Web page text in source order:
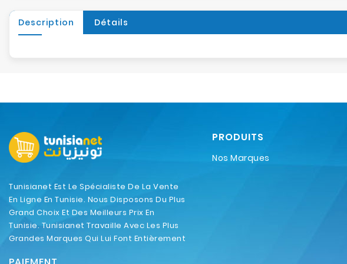
Description Détails
Tunisianet Est Le Spécialiste De La Vente
En Ligne En Tunisie. Nous Disposons Du Plus
Grand Choix Et Des Meilleurs Prix En
Tunisie. Tunisianet Travaille Avec Les Plus
Grandes Marques Qui Lui Font Entièrement
PRODUITS
Nos Marques